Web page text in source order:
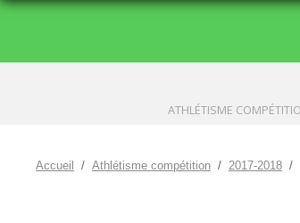
ATHLÉTISME
Accueil Athlétisme compétition 2017-2018